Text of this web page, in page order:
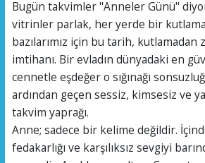
​Bugün takvimler "Anneler Günü"
vitrinler parlak, her yerde bir kutlama
bazılarımız için bu tarih,
imtihanı. Bir evladın dünyadaki en
cennetle eşdeğer o sığınağı
ardından geçen sessiz, kimsesiz ve
takvim yaprağı.
​Anne; sadece bir kelime değildir.
fedakarlığı ve karşılıksız sevgiyi